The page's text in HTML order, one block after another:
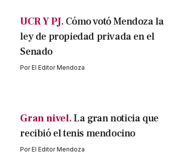
UCR Y PJ. Cómo votó Mendoza la
ley de propiedad privada en el
Senado
PorEl Editor Mendoza
Gran nivel. La gran noticia que
recibió el tenis mendocino
PorEl Editor Mendoza